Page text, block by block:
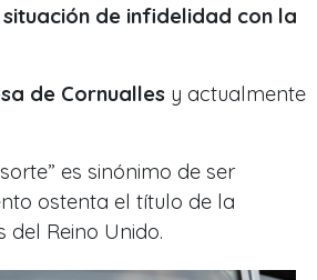
de infidelidad con la
de Cornualles y actualmente
es sinónimo de ser
ostenta el título de la
Reino Unido.